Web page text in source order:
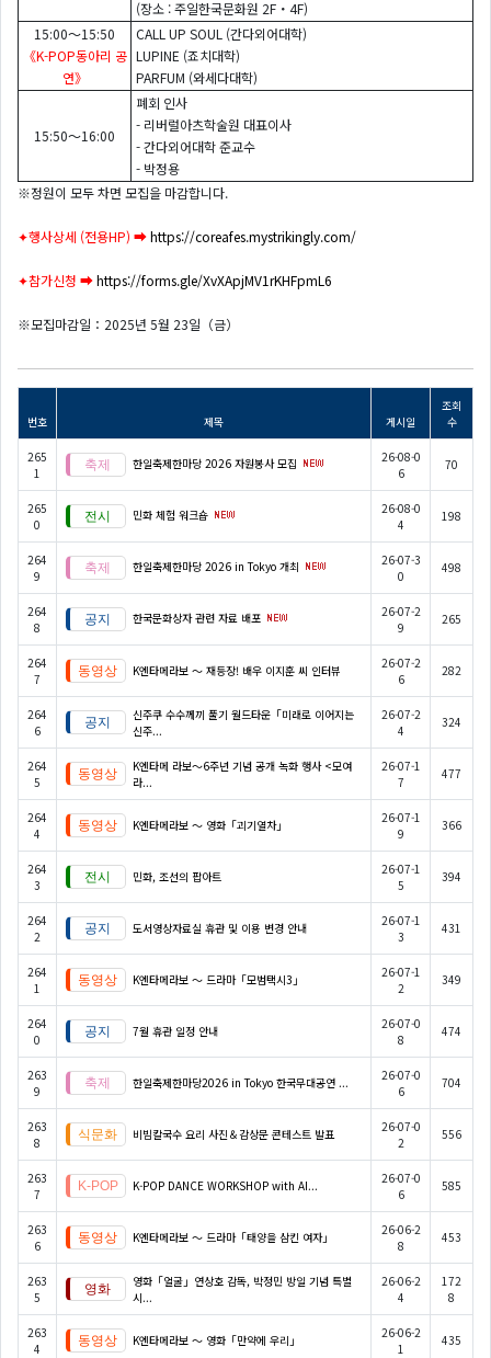
(장소 : 주일한국문화원 2F・4F)
15:00～15:50
《K-POP동아리 공
연》
CALL UP SOUL (간다외어대학)
LUPINE (죠치대학)
PARFUM (와세다대학)
15:50～16:00
폐회 인사
- 리버럴아츠학술원 대표이사
- 간다외어대학 준교수
- 박정용
※정원이 모두 차면 모집을 마감합니다.
✦행사상세 (전용HP) ➡https://coreafes.mystrikingly.com/
✦참가신청 ➡https://forms.gle/XvXApjMV1rKHFpmL6
※모집마감일：2025년 5월 23일（금）
번호 제목 게시일
조회
수
265
1
한일축제한마당 2026 자원봉사 모집
26-08-0
6
70
265
0
민화 체험 워크숍
26-08-0
4
198
264
9
한일축제한마당 2026 in Tokyo 개최
26-07-3
0
498
264
8
한국문화상자 관련 자료 배포
26-07-2
9
265
264
7
K엔타메라보 ～ 재등장! 배우 이지훈 씨 인터뷰
26-07-2
6
282
264
6
신주쿠 수수께끼 풀기 월드타운「미래로 이어지는
신주...
26-07-2
4
324
264
5
K엔타메 라보～6주년 기념 공개 녹화 행사 <모여
라...
26-07-1
7
477
264
4
K엔타메라보 ～ 영화「괴기열차」
26-07-1
9
366
264
3
민화, 조선의 팝아트
26-07-1
5
394
264
2
도서영상자료실 휴관 및 이용 변경 안내
26-07-1
3
431
264
1
K엔타메라보 ～ 드라마「모범택시3」
26-07-1
2
349
264
0
7월 휴관 일정 안내
26-07-0
8
474
263
9
한일축제한마당2026 in Tokyo 한국무대공연 ...
26-07-0
6
704
263
8
비빔칼국수 요리 사진＆감상문 콘테스트 발표
26-07-0
2
556
263
7
K-POP DANCE WORKSHOP with AI...
26-07-0
6
585
263
6
K엔타메라보 ～ 드라마「태양을 삼킨 여자」
26-06-2
8
453
263
5
영화「얼굴」연상호 감독, 박정민 방일 기념 특별
시...
26-06-2
4
172
8
263
4
K엔타메라보 ～ 영화「만약에 우리」
26-06-2
1
435